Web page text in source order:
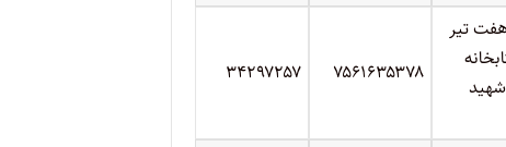
تیر
۷۵۶۱۶۳۵۳۷۸ ۳۴۲۹۷۲۵۷